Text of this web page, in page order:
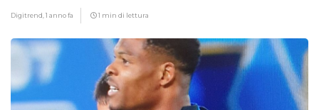
Digitrend,1 anno fa 1 min di lettura